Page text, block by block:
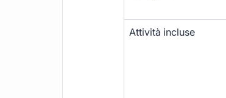
Attività incluse